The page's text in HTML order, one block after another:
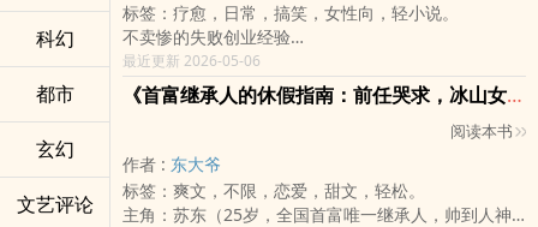
科幻
都市
玄幻
文艺评论
标签：疗愈，日常，搞笑，女性向，轻小说。
不卖惨的失败创业经验
「虽然翻破了，但还是很好吃。」
这是一本关于失败的美味食谱。
一个为了扛家计而错过青春、27岁便燃烧殆尽的新闻
台资深动画师，为了逃离体制而冲动创业卖早餐。在历
经两年「搬重物、吸油烟、被员工霸凌」的荒谬老板生
涯，并赔光积蓄后，她终于学会承认失败，在三十岁前
夕带着负债与一身伤痛，重新找回了安身立命的勇气。
最近更新 2026-05-06
《首富继承人的休假指南：前任哭求，冰山女总自投罗网》
阅读本书
作者 : 东大爷
标签：爽文，不限，恋爱，甜文，轻松。
主角：苏东（25岁，全国首富唯一继承人，帅到人神